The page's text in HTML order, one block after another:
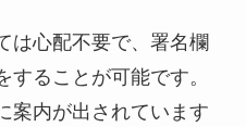
は心配不要で、署名欄
ることが可能です。
案内が出されています